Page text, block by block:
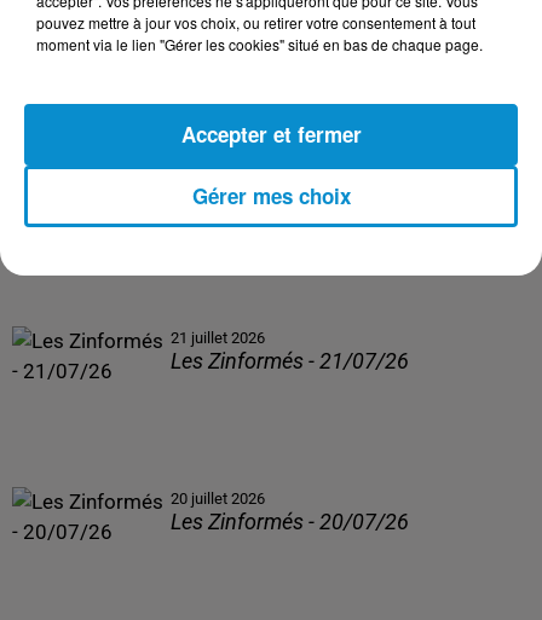
23 juillet 2026
Les Zinformés - 23/07/26
Les Zinformés - 22/07/26
21 juillet 2026
Les Zinformés - 21/07/26
20 juillet 2026
Les Zinformés - 20/07/26
pouvez mettre à jour vos choix, ou retirer votre consentement à tout
moment via le lien "Gérer les cookies" situé en bas de chaque page.
Gérer mes choix
Accepter et fermer